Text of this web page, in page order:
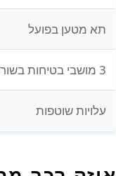
תא מטען בפועל
3 מושבי בטיחות בשורה
עלויות שוטפות